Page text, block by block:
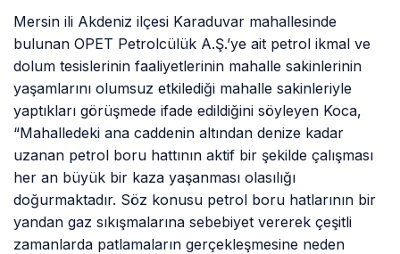
Mersin ili Akdeniz ilçesi Karaduvar mahallesinde
bulunan OPET Petrolcülük A.Ş.’ye ait petrol ikmal ve
dolum tesislerinin faaliyetlerinin mahalle sakinlerinin
yaşamlarını olumsuz etkilediği mahalle sakinleriyle
yaptıkları görüşmede ifade edildiğini söyleyen Koca,
“Mahalledeki ana caddenin altından denize kadar
uzanan petrol boru hattının aktif bir şekilde çalışması
her an büyük bir kaza yaşanması olasılığı
doğurmaktadır. Söz konusu petrol boru hatlarının bir
yandan gaz sıkışmalarına sebebiyet vererek çeşitli
zamanlarda patlamaların gerçekleşmesine neden